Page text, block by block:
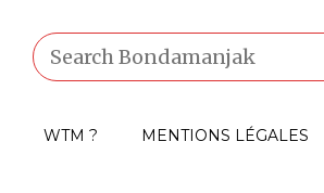
WTM ? MENTIONS LÉGALES